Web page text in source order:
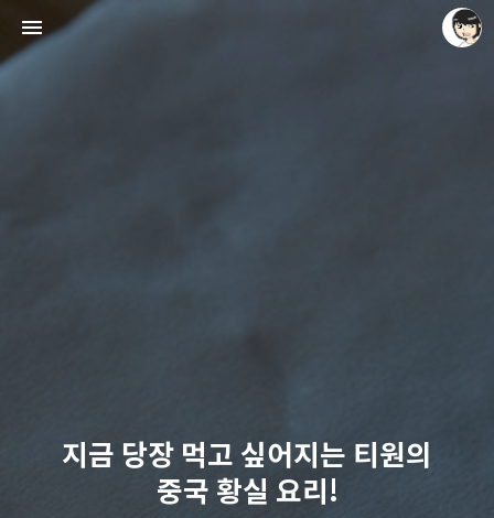
지금 당장 먹고 싶어지는 티원의
중국 황실 요리!